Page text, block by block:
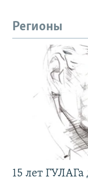
Регионы
15 лет